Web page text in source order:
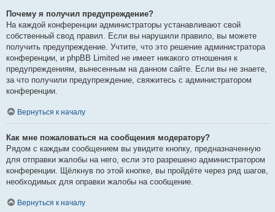
Почему я получил предупреждение?
На каждой конференции администраторы устанавливают свой
собственный свод правил. Если вы нарушили правило, вы можете
получить предупреждение. Учтите, что это решение администратора
конференции, и phpBB Limited не имеет никакого отношения к
предупреждениям, вынесенным на данном сайте. Если вы не знаете,
за что получили предупреждение, свяжитесь с администратором
конференции.
Вернуться к началу
Как мне пожаловаться на сообщения модератору?
Рядом с каждым сообщением вы увидите кнопку, предназначенную
для отправки жалобы на него, если это разрешено администратором
конференции. Щёлкнув по этой кнопке, вы пройдёте через ряд шагов,
необходимых для оправки жалобы на сообщение.
Вернуться к началу